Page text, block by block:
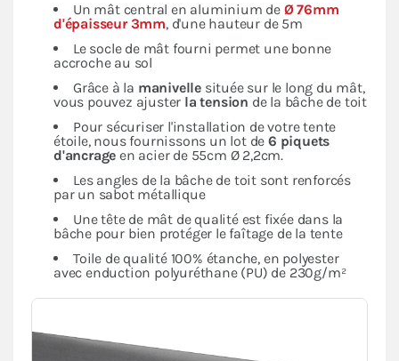
Un mât central en aluminium de Ø 76mm
d'épaisseur 3mm, d'une hauteur de 5m
Le socle de mât fourni permet une bonne
accroche au sol
Grâce à la manivelle située sur le long du mât,
vous pouvez ajuster la tension de la bâche de toit
Pour sécuriser l'installation de votre tente
étoile, nous fournissons un lot de6 piquets
d'ancrage en acier de 55cm Ø 2,2cm.
Les angles de la bâche de toit sont renforcés
par un sabot métallique
Une tête de mât de qualité est fixée dans la
bâche pour bien protéger le faîtage de la tente
Toile de qualité 100% étanche, en polyester
avec enduction polyuréthane (PU) de 230g/m²